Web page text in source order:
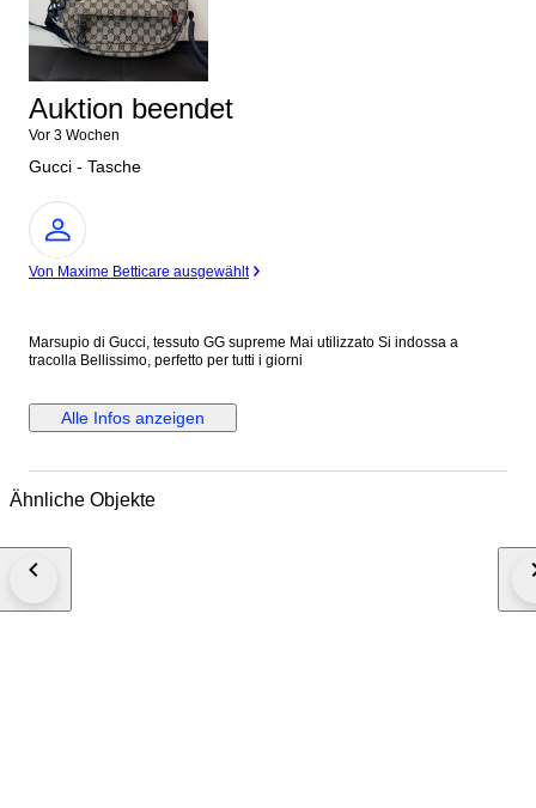
Auktion beendet
Vor 3 Wochen
Gucci - Tasche
Experte
Von Maxime Betticare ausgewählt
Marsupio di Gucci, tessuto GG supreme Mai utilizzato Si indossa a
tracolla Bellissimo, perfetto per tutti i giorni
Alle Infos anzeigen
Ähnliche Objekte